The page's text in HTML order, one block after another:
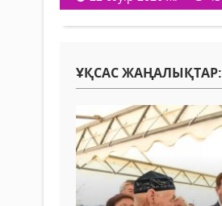
ҰҚСАС ЖАҢАЛЫҚТАР: